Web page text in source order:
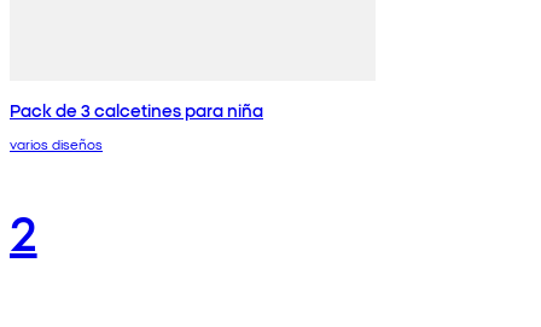
Pack de 3 calcetines para niña
varios diseños
2